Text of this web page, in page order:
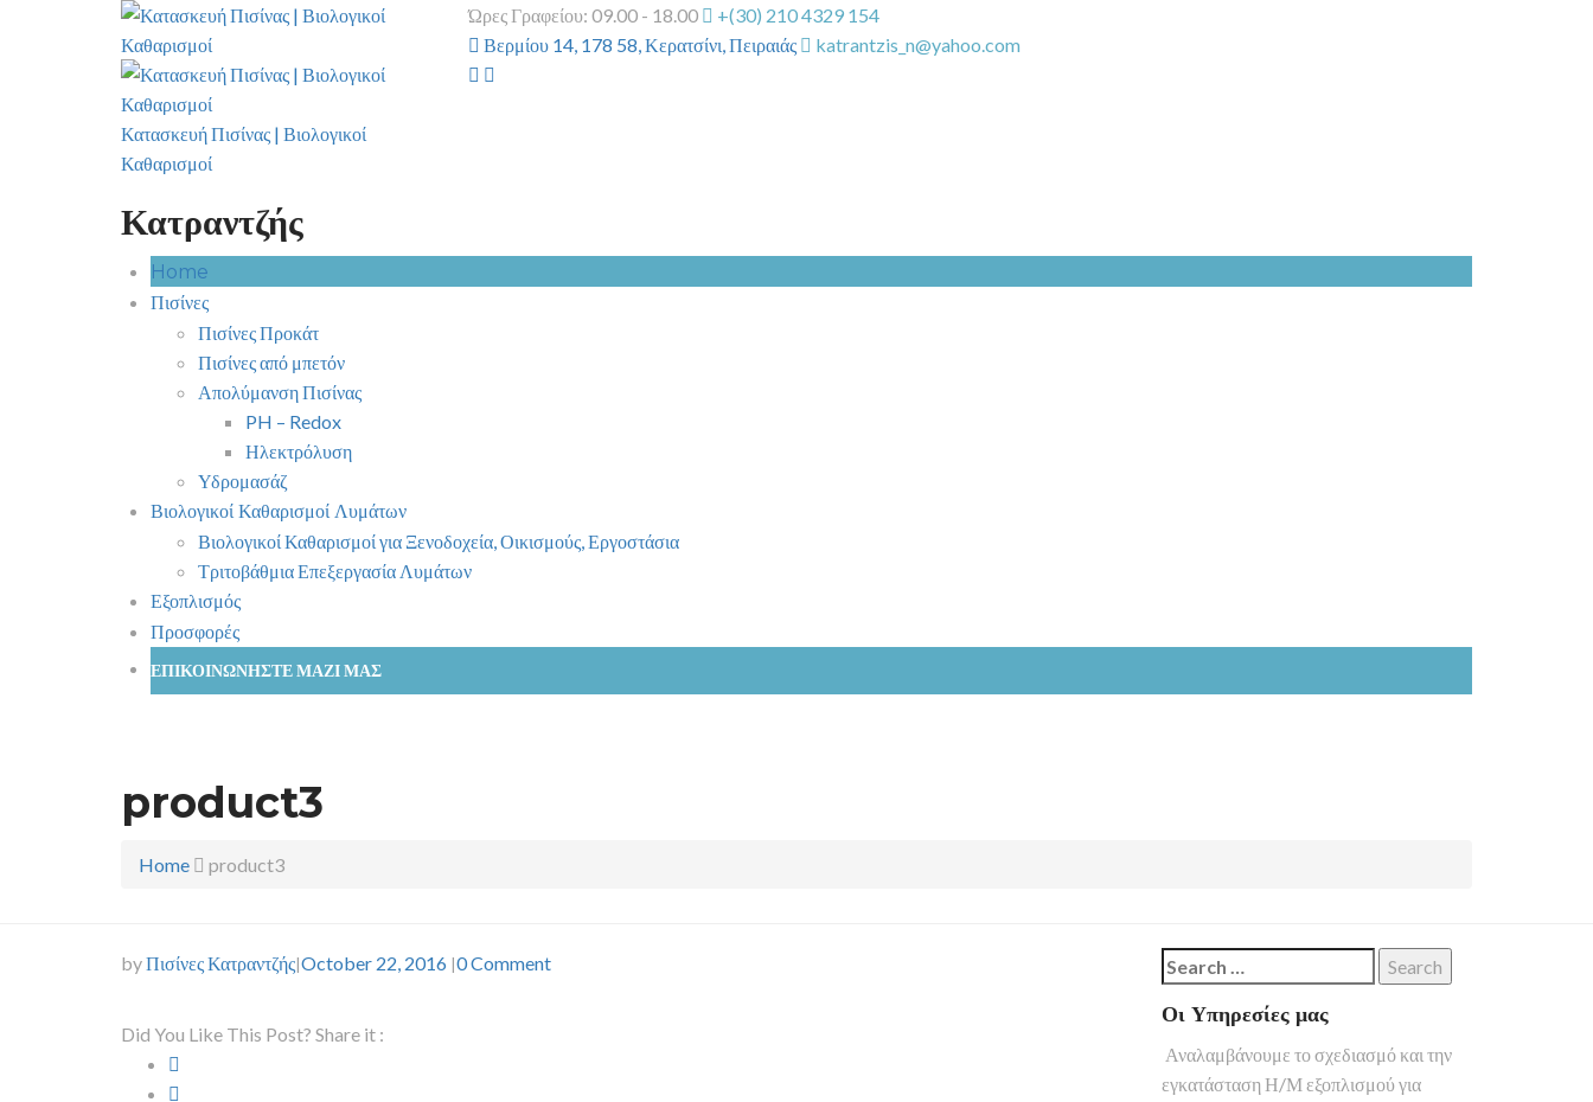
Κατασκευή Πισίνας | Βιολογικοί
Καθαρισμοί
Κατραντζής
Ώρες Γραφείου: 09.00 - 18.00
+(30) 210 4329 154
Βερμίου 14, 178 58, Κερατσίνι, Πειραιάς
katrantzis_n@yahoo.com
Home
Πισίνες
Πισίνες Προκάτ
Πισίνες από μπετόν
Απολύμανση Πισίνας
PH – Redox
Ηλεκτρόλυση
Υδρομασάζ
Βιολογικοί Καθαρισμοί Λυμάτων
Βιολογικοί Καθαρισμοί για Ξενοδοχεία, Οικισμούς, Εργοστάσια
Τριτοβάθμια Επεξεργασία Λυμάτων
Εξοπλισμός
Προσφορές
ΕΠΙΚΟΙΝΩΝΗΣΤΕ ΜΑΖΙ ΜΑΣ
product3
Home product3
byΠισίνες Κατραντζής October 22, 2016 0 Comment
Did You Like This Post? Share it :
Search
for:
Οι Υπηρεσίες μας
Αναλαμβάνουμε το σχεδιασμό και την
εγκατάσταση Η/Μ εξοπλισμού για